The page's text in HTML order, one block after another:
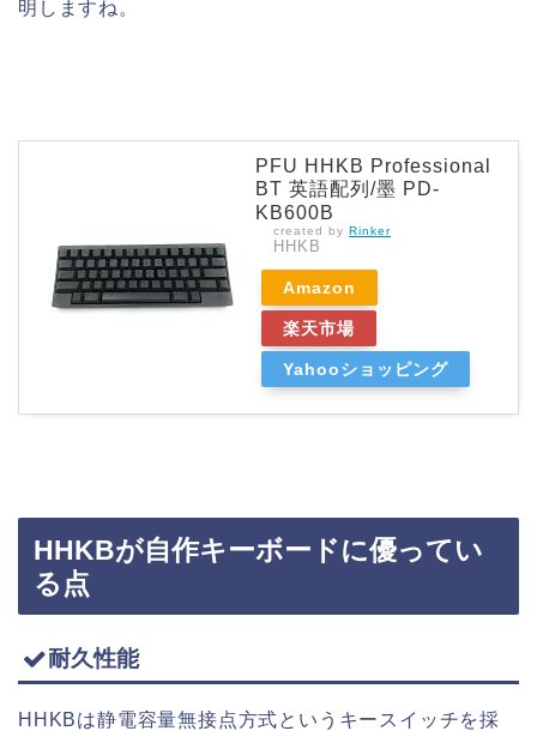
明しますね。
PFU HHKB Professional
BT 英語配列/墨 PD-
KB600B
created by Rinker
HHKB
Amazon
楽天市場
Yahooショッピング
HHKBが自作キーボードに優ってい
る点
耐久性能
HHKBは静電容量無接点方式というキースイッチを採